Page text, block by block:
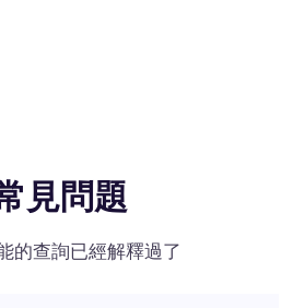
見問題
的查詢已經解釋過了